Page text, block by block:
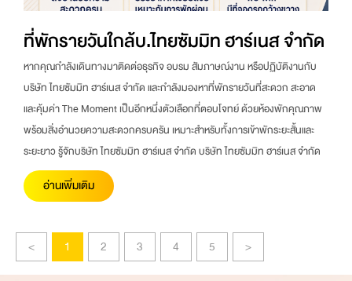
ที่พักรายวันใกล้บ.ไทยซัมมิท ฮาร์เนส จำกัด
หากคุณกำลังเดินทางมาติดต่อธุรกิจ อบรม สัมภาษณ์งาน หรือปฏิบัติงานกับ
บริษัท ไทยซัมมิท ฮาร์เนส จำกัด และกำลังมองหาที่พักรายวันที่สะดวก สะอาด
และคุ้มค่า The Moment เป็นอีกหนึ่งตัวเลือกที่ตอบโจทย์ ด้วยห้องพักคุณภาพ
พร้อมสิ่งอำนวยความสะดวกครบครัน เหมาะสำหรับทั้งการเข้าพักระยะสั้นและ
ระยะยาว รู้จักบริษัท ไทยซัมมิท ฮาร์เนส จำกัด บริษัท ไทยซัมมิท ฮาร์เนส จำกัด
อ่านเพิ่มเติม
< 1 2 3 4 5 >